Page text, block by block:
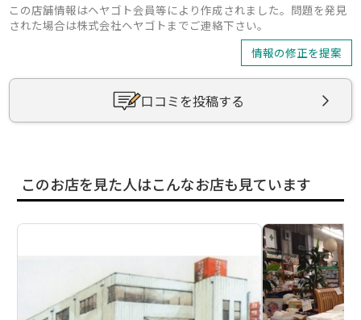
この店舗情報はヘヤゴト会員等により作成されました。問題を発見
された場合は株式会社ヘヤゴトまでご連絡下さい。
情報の修正を提案
口コミを投稿する
このお店を見た人はこんなお店も見ています